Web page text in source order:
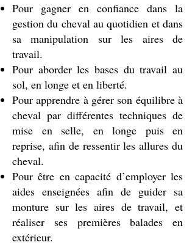
Pour gagner en confiance dans la
gestion du cheval au quotidien et dans
sa manipulation sur les aires de
travail.
Pour aborder les bases du travail au
sol, en longe et en liberté.
Pour apprendre à gérer son équilibre à
cheval par différentes techniques de
mise en selle, en longe puis en
reprise, afin de ressentir les allures du
cheval.
Pour être en capacité d’employer les
aides enseignées afin de guider sa
monture sur les aires de travail, et
réaliser ses premières balades en
extérieur.